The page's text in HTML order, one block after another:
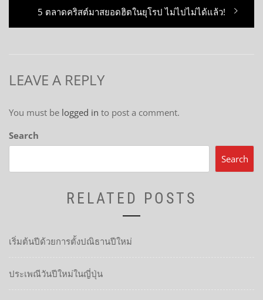
Next
post:
5 ตลาดคริสต์มาสยอดฮิตในยุโรป ไม่ไปไม่ได้แล้ว!
LEAVE A REPLY
You must be logged in to post a comment.
Search
Search
RELATED POSTS
เริ่มต้นปีด้วยการตั้งปณิธานปีใหม่
ประเพณีวันปีใหม่ในญี่ปุ่น